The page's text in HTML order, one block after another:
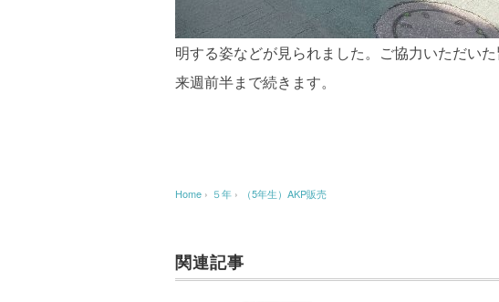
明する姿などが見られました。ご協力いただい
来週前半まで続きます。
Home › ５年 › （5年生）AKP販売
関連記事